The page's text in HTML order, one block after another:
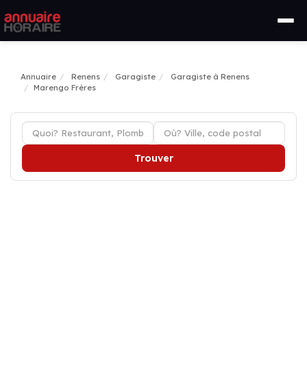
Annuaire Renens Garagiste
Garagiste à Renens
Marengo Frères
Trouver